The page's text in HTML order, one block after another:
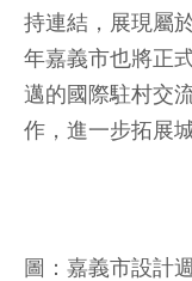
持連結，展現屬
年嘉義市也將正
邁的國際駐村交
作，進一步拓展
圖：嘉義市設計